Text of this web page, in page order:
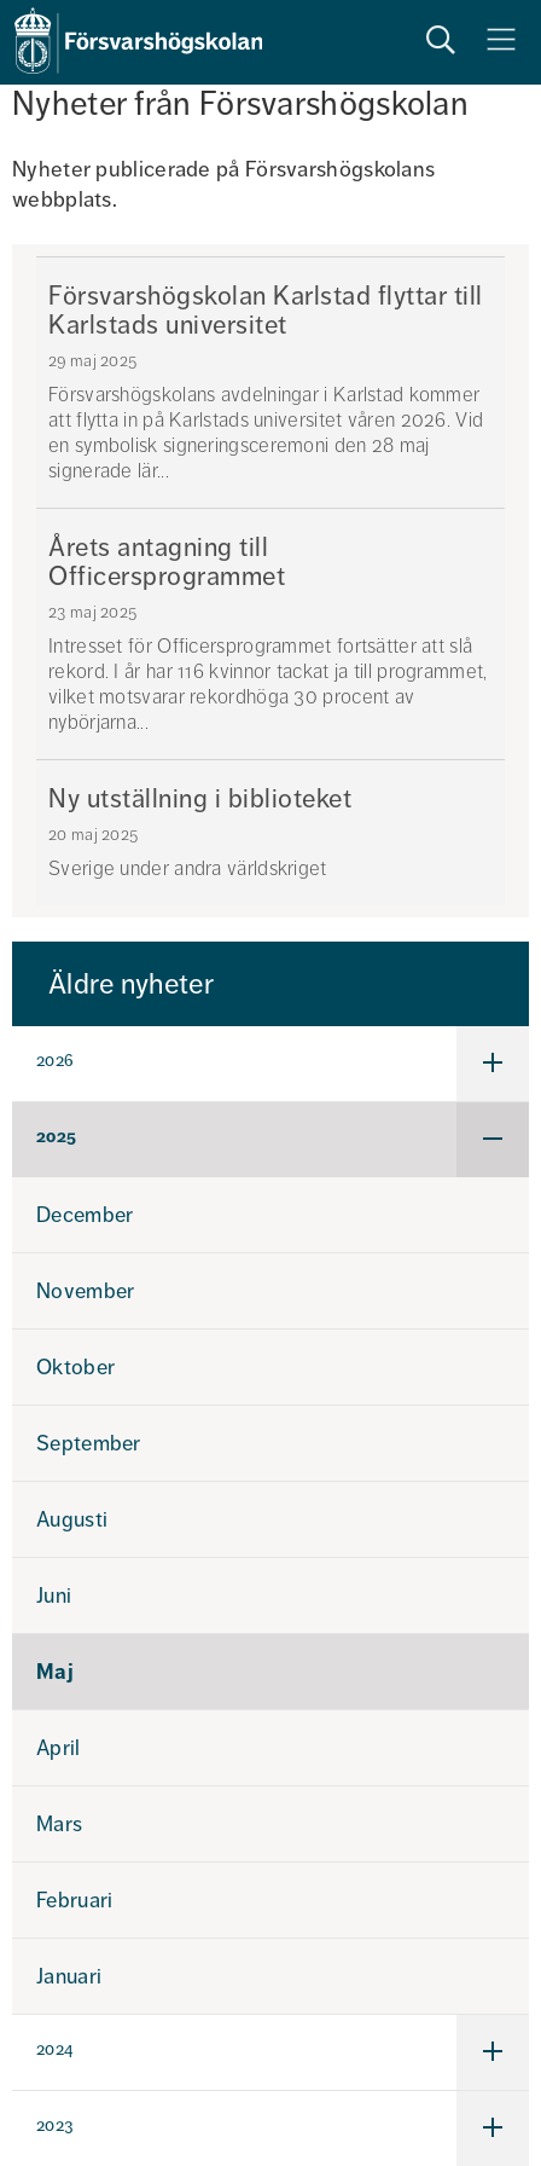
Sök Meny
Nyheter från Försvarshögskolan
Nyheter publicerade på Försvarshögskolans
webbplats.
Försvarshögskolan Karlstad flyttar till
Karlstads universitet
29 maj 2025
Försvarshögskolans avdelningar i Karlstad kommer
att flytta in på Karlstads universitet våren 2026. Vid
en symbolisk signeringsceremoni den 28 maj
signerade lär...
Årets antagning till
Officersprogrammet
23 maj 2025
Intresset för Officersprogrammet fortsätter att slå
rekord. I år har 116 kvinnor tackat ja till programmet,
vilket motsvarar rekordhöga 30 procent av
nybörjarna...
Ny utställning i biblioteket
20 maj 2025
Sverige under andra världskriget
Äldre nyheter
2026
2025
December
November
Oktober
September
Augusti
Juni
Maj
April
Mars
Februari
Januari
2024
2023